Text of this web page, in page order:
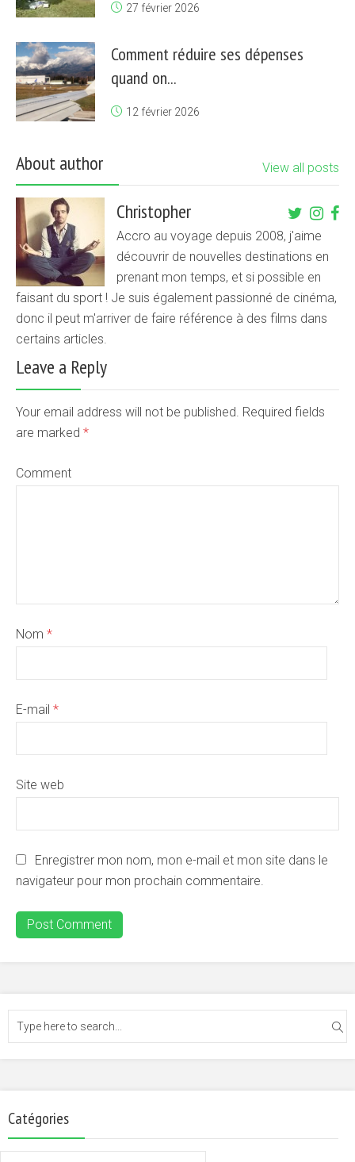
27 février 2026
Comment réduire ses dépenses
quand on...
12 février 2026
About author View all posts
Christopher
Accro au voyage depuis 2008, j'aime
découvrir de nouvelles destinations en
prenant mon temps, et si possible en
faisant du sport ! Je suis également passionné de cinéma,
donc il peut m'arriver de faire référence à des films dans
certains articles.
Leave a Reply
Your email address will not be published. Required fields
are marked *
Comment
Nom *
E-mail *
Site web
Enregistrer mon nom, mon e-mail et mon site dans le
navigateur pour mon prochain commentaire.
Catégories